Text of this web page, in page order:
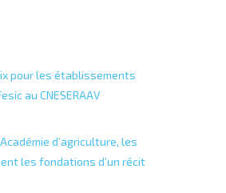
pour les établissements
au CNESERAAV
d’agriculture, les
les fondations d’un récit